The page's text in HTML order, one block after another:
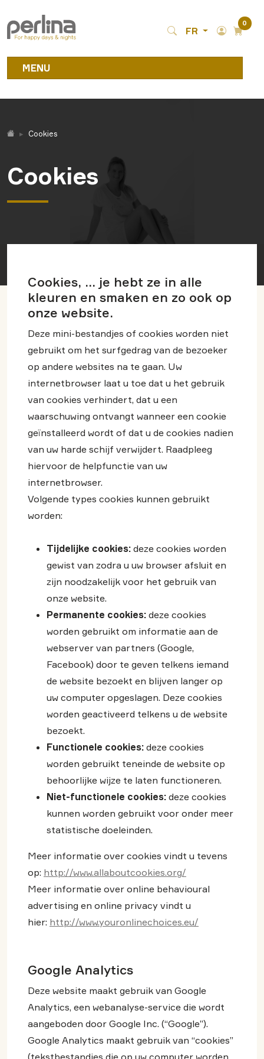
FR
0
MENU
Cookies
Cookies
Cookies, ... je hebt ze in alle
kleuren en smaken en zo ook op
onze website.
Deze mini-bestandjes of cookies worden niet
gebruikt om het surfgedrag van de bezoeker
op andere websites na te gaan. Uw
internetbrowser laat u toe dat u het gebruik
van cookies verhindert, dat u een
waarschuwing ontvangt wanneer een cookie
geïnstalleerd wordt of dat u de cookies nadien
van uw harde schijf verwijdert. Raadpleeg
hiervoor de helpfunctie van uw
internetbrowser.
Volgende types cookies kunnen gebruikt
worden:
Tijdelijke cookies: deze cookies worden
gewist van zodra u uw browser afsluit en
zijn noodzakelijk voor het gebruik van
onze website.
Permanente cookies: deze cookies
worden gebruikt om informatie aan de
webserver van partners (Google,
Facebook) door te geven telkens iemand
de website bezoekt en blijven langer op
uw computer opgeslagen. Deze cookies
worden geactiveerd telkens u de website
bezoekt.
Functionele cookies: deze cookies
worden gebruikt teneinde de website op
behoorlijke wijze te laten functioneren.
Niet-functionele cookies: deze cookies
kunnen worden gebruikt voor onder meer
statistische doeleinden.
Meer informatie over cookies vindt u tevens
op: http://www.allaboutcookies.org/
Meer informatie over online behavioural
advertising en online privacy vindt u
hier: http://www.youronlinechoices.eu/
Google Analytics
Deze website maakt gebruik van Google
Analytics, een webanalyse-service die wordt
aangeboden door Google Inc. (“Google”).
Google Analytics maakt gebruik van “cookies”
(tekstbestandjes die op uw computer worden